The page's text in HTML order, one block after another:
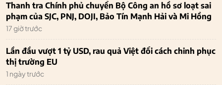
Thanh tra Chính phủ chuyển Bộ Công an hồ sơ loạt sai
phạm của SJC, PNJ, DOJI, Bảo Tín Mạnh Hải và Mi Hồng
17 giờ trước
Lần đầu vượt 1 tỷ USD, rau quả Việt đổi cách chinh phục
thị trường EU
1 ngày trước